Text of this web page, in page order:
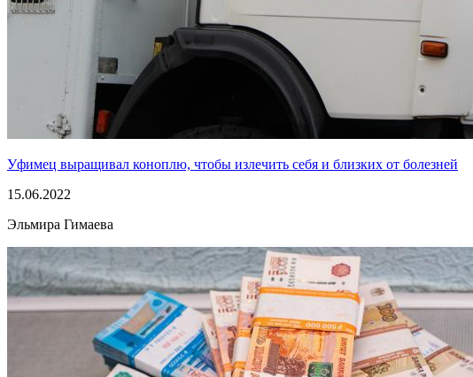
Уфимец выращивал коноплю, чтобы излечить себя и близких от болезней
15.06.2022
Эльмира Гимаева